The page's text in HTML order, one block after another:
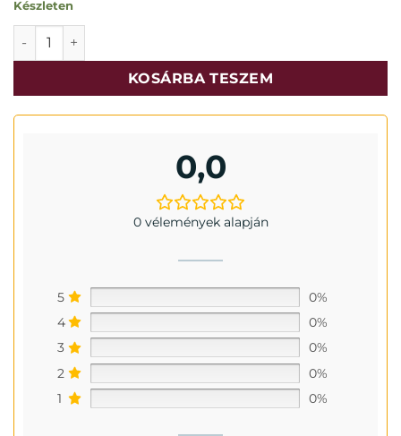
Készleten
Karabíner csavaros 6x60mm mennyiség
KOSÁRBA TESZEM
0,0
0 vélemények alapján
5
0%
4
0%
3
0%
2
0%
1
0%